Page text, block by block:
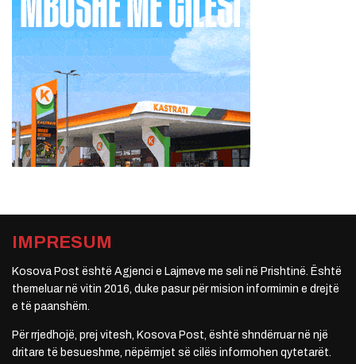
IMPRESUM
Kosova Post është Agjenci e Lajmeve me seli në Prishtinë. Është
themeluar në vitin 2016, duke pasur për mision informimin e drejtë
e të paanshëm.
Për rrjedhojë, prej vitesh, Kosova Post, është shndërruar në një
dritare të besueshme, nëpërmjet së cilës informohen qytetarët.